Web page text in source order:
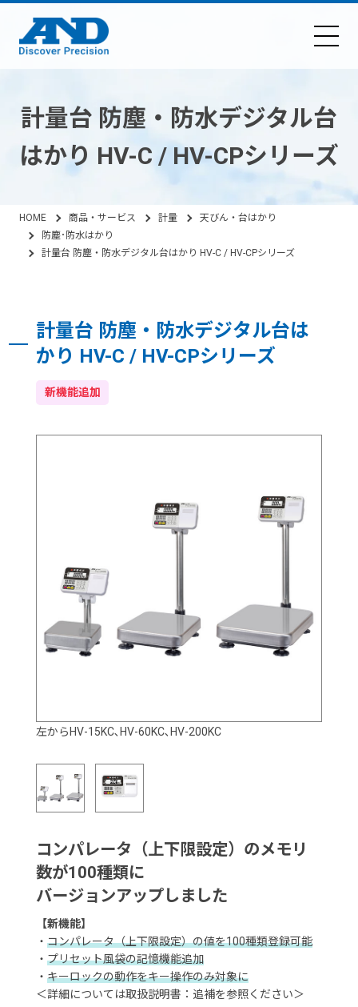
計量台 防塵・防水デジタル台
はかり HV-C / HV-CPシリーズ
HOME 商品・サービス 計量
天びん・台はかり
防塵･防水はかり
計量台 防塵・防水デジタル台はかり HV-C / HV-CPシリーズ
計量台 防塵・防水デジタル台は
かり HV-C / HV-CPシリーズ
新機能追加
左からHV-15KC､HV-60KC､HV-200KC
コンパレータ（上下限設定）のメモリ
数が100種類に
バージョンアップしました
【新機能】
・ コンパレータ（上下限設定）の値を100種類登録可能
・ プリセット風袋の記憶機能追加
・ キーロックの動作をキー操作のみ対象に
＜詳細については取扱説明書：追補を参照ください＞